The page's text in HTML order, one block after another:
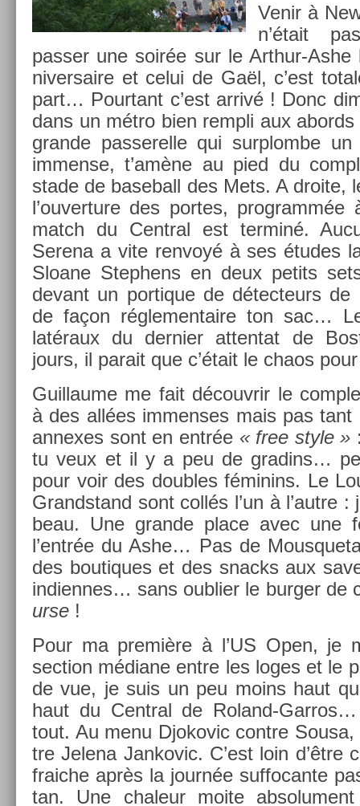
Venir à
n’était
pass­er une soirée sur le Arthur-
niver­saire et celui de Gaël, c’est
part… Pour­tant c’est arrivé ! Donc
dans un métro bien re­mpli aux
gran­de pas­serel­le qui sur­plom­be
im­men­se, t’amène au pied du
stade de baseball des Mets. A droite,
l’ouver­ture des por­tes,
match du Centr­al est ter­miné.
Serena a vite re­nvoyé à ses études
Sloane Step­hens en deux petits
de­vant un por­tique de détec­teurs de
de façon réglemen­taire ton sac…
latéraux du de­rni­er at­tentat de
jours, il para­it que c’était le chaos
Guil­laume me fait découv­rir le
à des allées im­men­ses mais pas
an­nexes sont en entrée « free style »
tu veux et il y a peu de gradins…
pour voir des doub­les féminins. Le
Grandstand sont collés l’un à l’autre
beau. Une gran­de place avec une
l’entrée du Ashe… Pas de
des boutiques et des snacks aux
in­dien­nes… sans oub­li­er le burg­er de
ur­se !
Pour ma première à l’US Open, je
sec­tion médiane entre les loges et le
de vue, je suis un peu moins haut
haut du Centr­al de Roland-
tout. Au menu Djokovic con­tre
tre Jelena Jan­kovic. C’est loin d’être
fraic­he après la journée suf­focan­te
tan. Une chaleur moite